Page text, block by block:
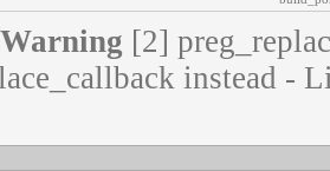
Warning [2]
instead -